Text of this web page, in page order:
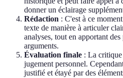
donner un éclairage
Rédaction : C'est à ce
texte de manière à articuler
analyses, tout en apportant
arguments.
Évaluation finale : La
jugement personnel.
justifié et étayé par des